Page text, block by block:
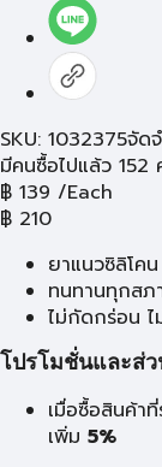
SKU: 1032375จัด
มีคนซื้อไปแล้ว 152
฿ 139 /Each
฿ 210
ยาแนวซิลิโค
ทนทานทุกสภ
ไม่กัดกร่อน ไ
โปรโมชั่นและส่
เมื่อซื้อสินค้า
เพิ่ม 5%